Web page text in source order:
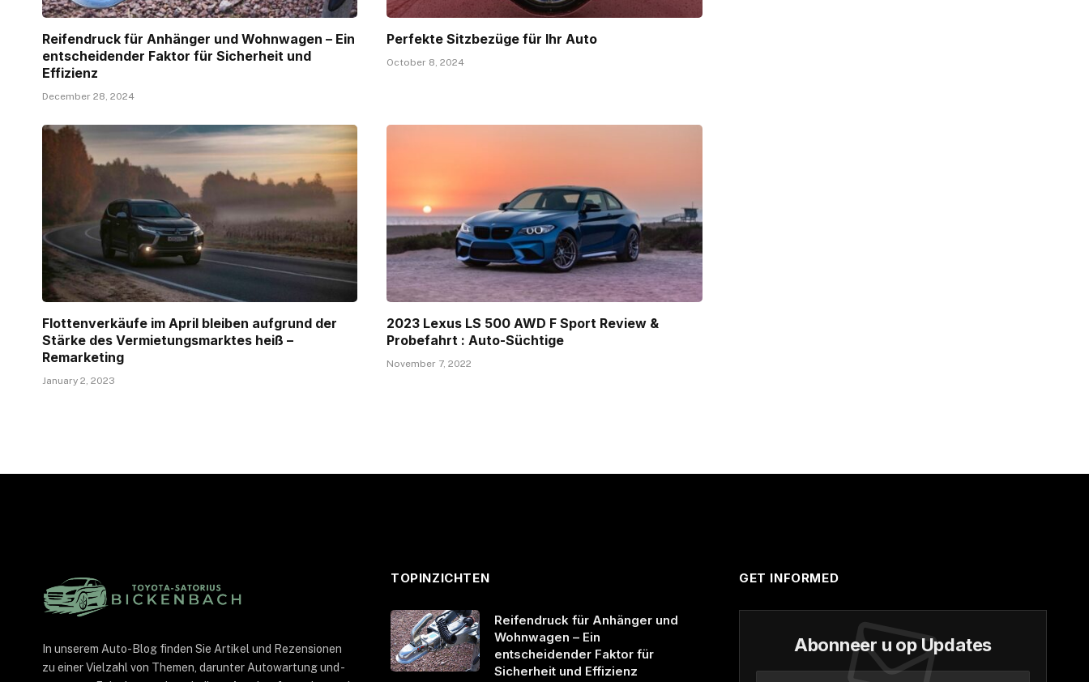
Reifendruck für Anhänger und Wohnwagen – Ein
entscheidender Faktor für Sicherheit und
Effizienz
December 28, 2024
Perfekte Sitzbezüge für Ihr Auto
October 8, 2024
Flottenverkäufe im April bleiben aufgrund der
Stärke des Vermietungsmarktes heiß –
Remarketing
January 2, 2023
2023 Lexus LS 500 AWD F Sport Review &
Probefahrt : Auto-Süchtige
November 7, 2022
In unserem Auto-Blog finden Sie Artikel und Rezensionen
zu einer Vielzahl von Themen, darunter Autowartung und -
TOPINZICHTEN
Reifendruck für Anhänger und
Wohnwagen – Ein
entscheidender Faktor für
Sicherheit und Effizienz
GET INFORMED
Abonneer u op Updates